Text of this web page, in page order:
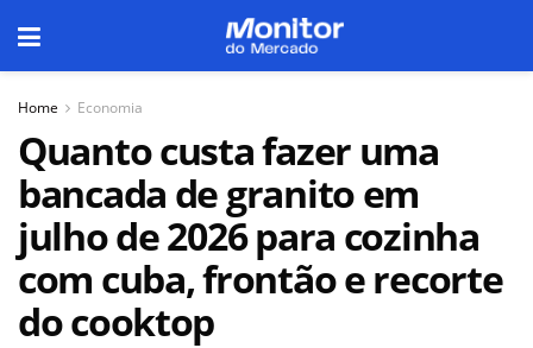
Home Economia
Quanto custa fazer uma
bancada de granito em
julho de 2026 para cozinha
com cuba, frontão e recorte
do cooktop